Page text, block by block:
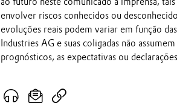
envolver riscos conhecidos ou
evoluções reais podem variar em função
Industries AG e suas coligadas não
prognósticos, as expectativas ou